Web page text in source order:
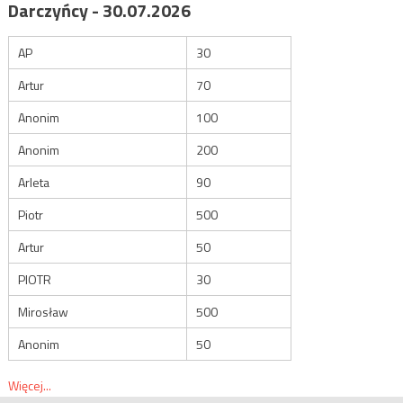
Darczyńcy - 30.07.2026
AP
30
Artur
70
Anonim
100
Anonim
200
Arleta
90
Piotr
500
Artur
50
PIOTR
30
Mirosław
500
Anonim
50
Więcej...